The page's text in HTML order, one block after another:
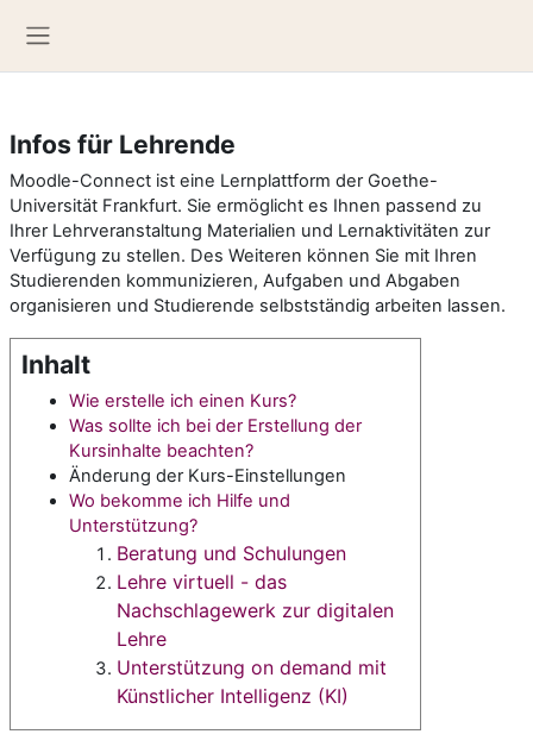
Infos für Lehrende
Moodle-Connect ist eine Lernplattform der Goethe-
Universität Frankfurt. Sie ermöglicht es Ihnen passend zu
Ihrer Lehrveranstaltung Materialien und Lernaktivitäten zur
Verfügung zu stellen. Des Weiteren können Sie mit Ihren
Studierenden kommunizieren, Aufgaben und Abgaben
organisieren und Studierende selbstständig arbeiten lassen.
Inhalt
Wie erstelle ich einen Kurs?
Was sollte ich bei der Erstellung der
Kursinhalte beachten?
Änderung der Kurs-Einstellungen
Wo bekomme ich Hilfe und
Unterstützung?
Beratung und Schulungen
Lehre virtuell - das
Nachschlagewerk zur digitalen
Lehre
Unterstützung on demand mit
Künstlicher Intelligenz (KI)